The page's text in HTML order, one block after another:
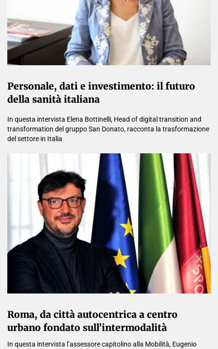
Personale, dati e investimento: il futuro
della sanità italiana
In questa intervista Elena Bottinelli, Head of digital transition and
transformation del gruppo San Donato, racconta la trasformazione
del settore in Italia
Roma, da città autocentrica a centro
urbano fondato sull’intermodalità
In questa intervista l’assessore capitolino alla Mobilità, Eugenio